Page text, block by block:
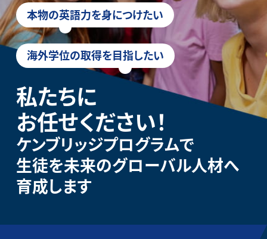
本物の英語力を身につけたい
海外学位の取得を目指したい
私たちに
お任せください！
ケンブリッジプログラムで
生徒を未来のグローバル人材へ
育成します